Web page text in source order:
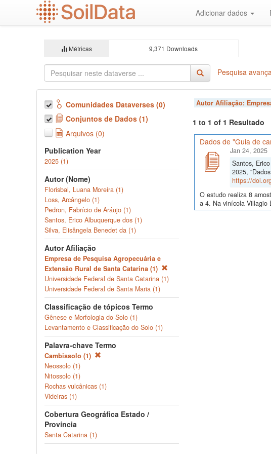
Adicionar dados
Métricas 9,371 Downloads
Pesquisa
Comunidades Dataverses (0)
Conjuntos de Dados (1)
Arquivos (0)
Publication Year
2025 (1)
Autor (Nome)
Florisbal, Luana Moreira (1)
Loss, Arcângelo (1)
Pedron, Fabrício de Aráujo (1)
Santos, Erico Albuquerque dos (1)
Silva, Elisângela Benedet da (1)
Autor Afiliação
Empresa de Pesquisa Agropecuária e
Extensão Rural de Santa Catarina (1)
Universidade Federal de Santa Catarina (1)
Universidade Federal de Santa Maria (1)
Classificação de tópicos Termo
Gênese e Morfologia do Solo (1)
Levantamento e Classificação do Solo (1)
Palavra-chave Termo
Cambissolo (1)
Neossolo (1)
Nitossolo (1)
Rochas vulcânicas (1)
Videiras (1)
Cobertura Geográfica Estado /
Província
Santa Catarina (1)
Autor Afiliação:
1 to 1 of 1 Resultado
Dados de "Guia de
Jan 24, 2025
Santos,
2025,
https://
O estudo realiza 8
a 4. Na vinícola Villagio